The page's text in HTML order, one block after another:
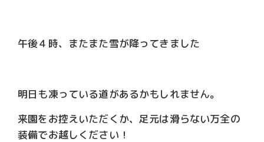
午後４時、またまた雪が降ってきました
明日も凍っている道があるかもしれません。
来園をお控えいただくか、足元は滑らない万全の
装備でお越しください！